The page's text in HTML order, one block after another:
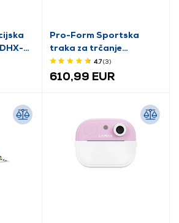
Pro-Form Sportska
traka za trčanje
(PFTL38825-INT)
4.7(3)
610,99 EUR